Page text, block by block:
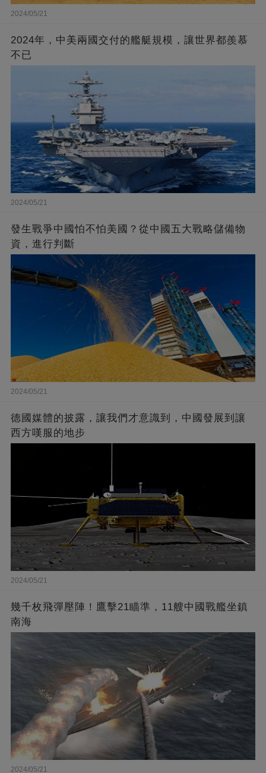
2024/05/21
2024年，中美兩國交付的艦艇規模，讓世界都羨慕
不已
2024/05/21
發生戰爭中國怕不怕美國？從中國五大戰略儲備物
資，進行判斷
2024/05/21
德國媒體的披露，讓我們才意識到，中國發展到讓
西方嘆服的地步
2024/05/21
幾千枚飛彈壓陣！鷹擊21瞄準，11艘中國戰艦坐鎮
南海
2024/05/21